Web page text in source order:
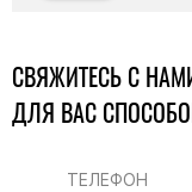
СВЯЖИТЕСЬ С
ДЛЯ ВАС
ТЕЛЕФОН